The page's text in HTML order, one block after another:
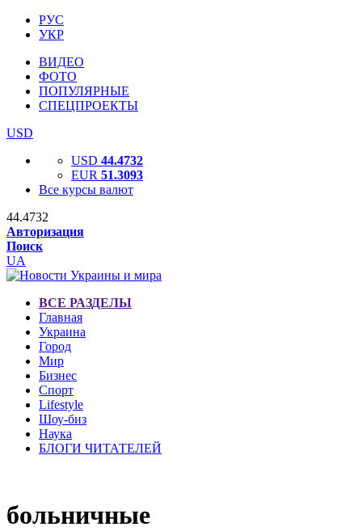
РУС
УКР
ВИДЕО
ФОТО
ПОПУЛЯРНЫЕ
СПЕЦПРОЕКТЫ
USD
USD 44.4732
EUR 51.3093
Все курсы валют
44.4732
Авторизация
Поиск
UA
ВСЕ РАЗДЕЛЫ
Главная
Украина
Город
Мир
Бизнес
Спорт
Lifestyle
Шоу-биз
Наука
БЛОГИ ЧИТАТЕЛЕЙ
больничные